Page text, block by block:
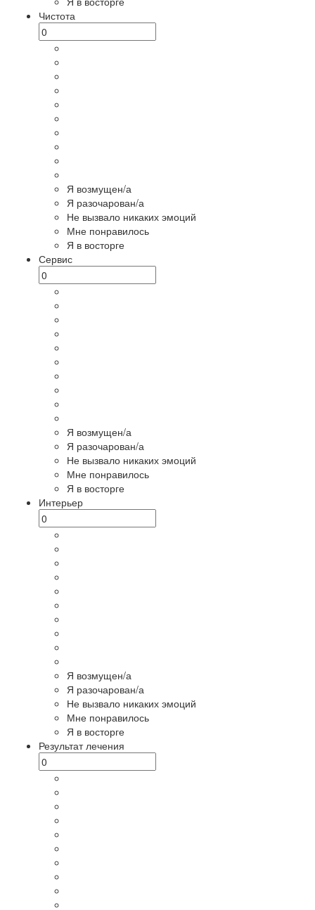
Чистота
Я возмущен/а
Я разочарован/а
Не вызвало никаких эмоций
Мне понравилось
Я в восторге
Сервис
Я возмущен/а
Я разочарован/а
Не вызвало никаких эмоций
Мне понравилось
Я в восторге
Интерьер
Я возмущен/а
Я разочарован/а
Не вызвало никаких эмоций
Мне понравилось
Я в восторге
Результат лечения